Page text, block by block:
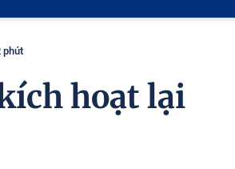
phút
hoạt lại